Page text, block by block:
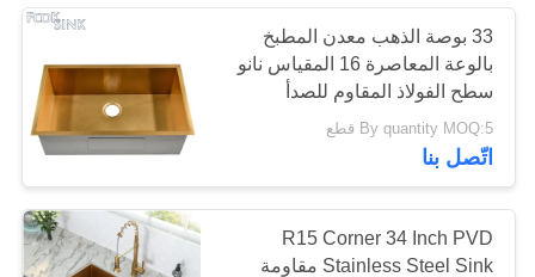
حوض الفولاذ المقاوم
للصدأ PVD
18
33 بوصة الذهب معدن المطبخ
بالوعة المعاصرة 16 المقياس نانو
سطح الفولاذ المقاوم للصدأ
By quantity MOQ:5 قطع
اتّصل بنا
R15 Corner 34 Inch PVD
Stainless Steel Sink مقاومة